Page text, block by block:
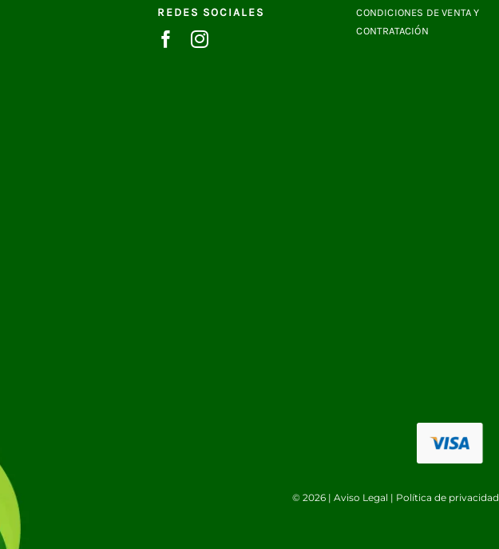
REDES SOCIALES
CONDICIONES DE VENTA Y
CONTRATACIÓN
© 2026 | Aviso Legal | Política de privacidad